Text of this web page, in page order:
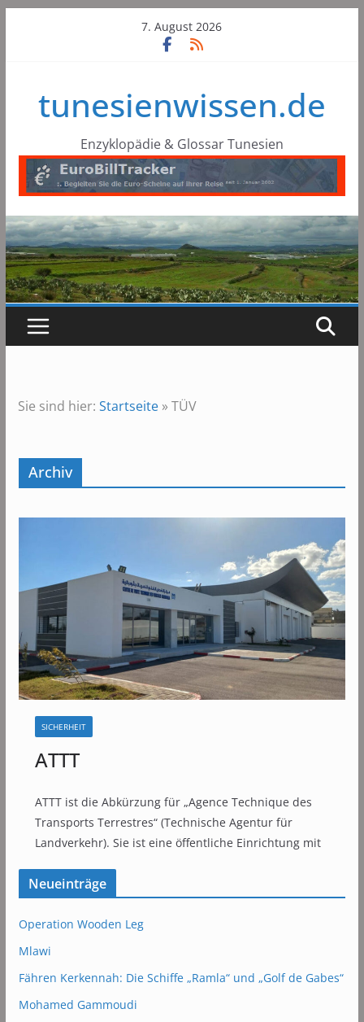
7. August 2026
tunesienwissen.de
Enzyklopädie & Glossar Tunesien
Sie sind hier: Startseite»TÜV
Archiv
SICHERHEIT
ATTT
ATTT ist die Abkürzung für „Agence Technique des
Transports Terrestres“ (Technische Agentur für
Landverkehr). Sie ist eine öffentliche Einrichtung mit
Neueinträge
Operation Wooden Leg
Mlawi
Fähren Kerkennah: Die Schiffe „Ramla“ und „Golf de Gabes“
Mohamed Gammoudi